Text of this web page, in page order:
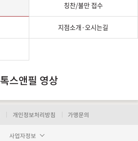
칭찬/불만 접수
지점소개·오시는길
톡스앤필 영상
개인정보처리방침 가맹문의
사업자정보